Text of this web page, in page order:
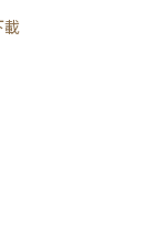
載